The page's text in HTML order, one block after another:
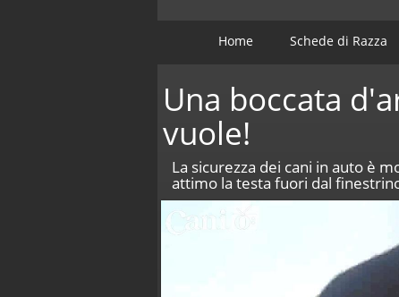
Home Schede di Razza
Una boccata
vuole!
La sicurezza dei cani in auto è
attimo la testa fuori dal